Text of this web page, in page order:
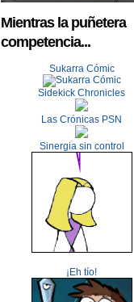
Mientras la puñetera
competencia...
Sukarra Cómic
Sidekick Chronicles
Las Crónicas PSN
Sinergia sin control
¡Eh tío!